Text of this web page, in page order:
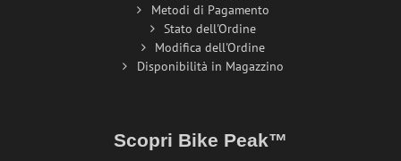
Metodi di Pagamento
Stato dell'Ordine
Modifica dell'Ordine
Disponibilità in Magazzino
Scopri Bike Peak™